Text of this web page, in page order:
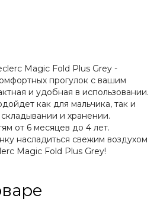
Magic Fold Plus Grey -
прогулок с вашим
и удобная в использовании.
как для мальчика, так и
и хранении.
от 6 месяцев до 4 лет.
насладиться свежим воздухом
Magic Fold Plus Grey!